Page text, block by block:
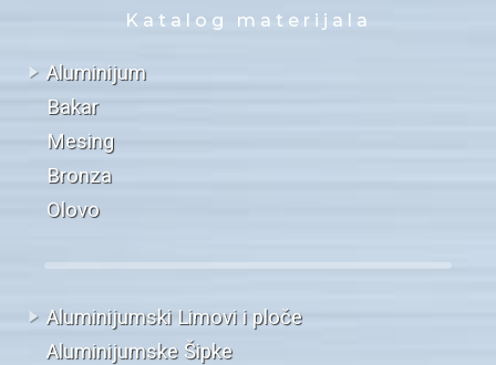
Katalog materijala
Aluminijum
Bakar
Mesing
Bronza
Olovo
Aluminijumski Limovi i ploče
Aluminijumske Šipke